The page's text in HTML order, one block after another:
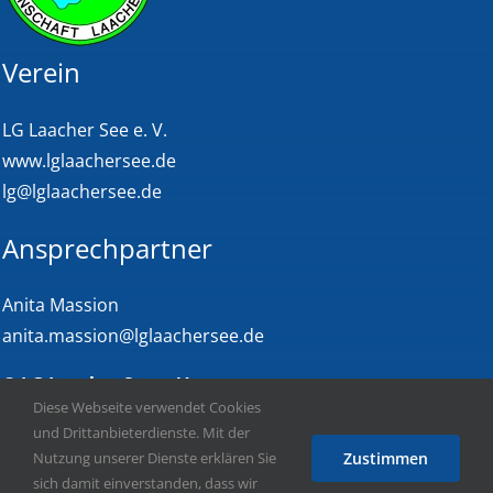
Verein
LG Laacher See e. V.
www.lglaachersee.de
lg@lglaachersee.de
Ansprechpartner
Anita Massion
anita.massion@lglaachersee.de
©LG Laacher See e. V.
Links
Impressum
Diese Webseite verwendet Cookies
und Drittanbieterdienste. Mit der
Nutzung unserer Dienste erklären Sie
sich damit einverstanden, dass wir
Zustimmen